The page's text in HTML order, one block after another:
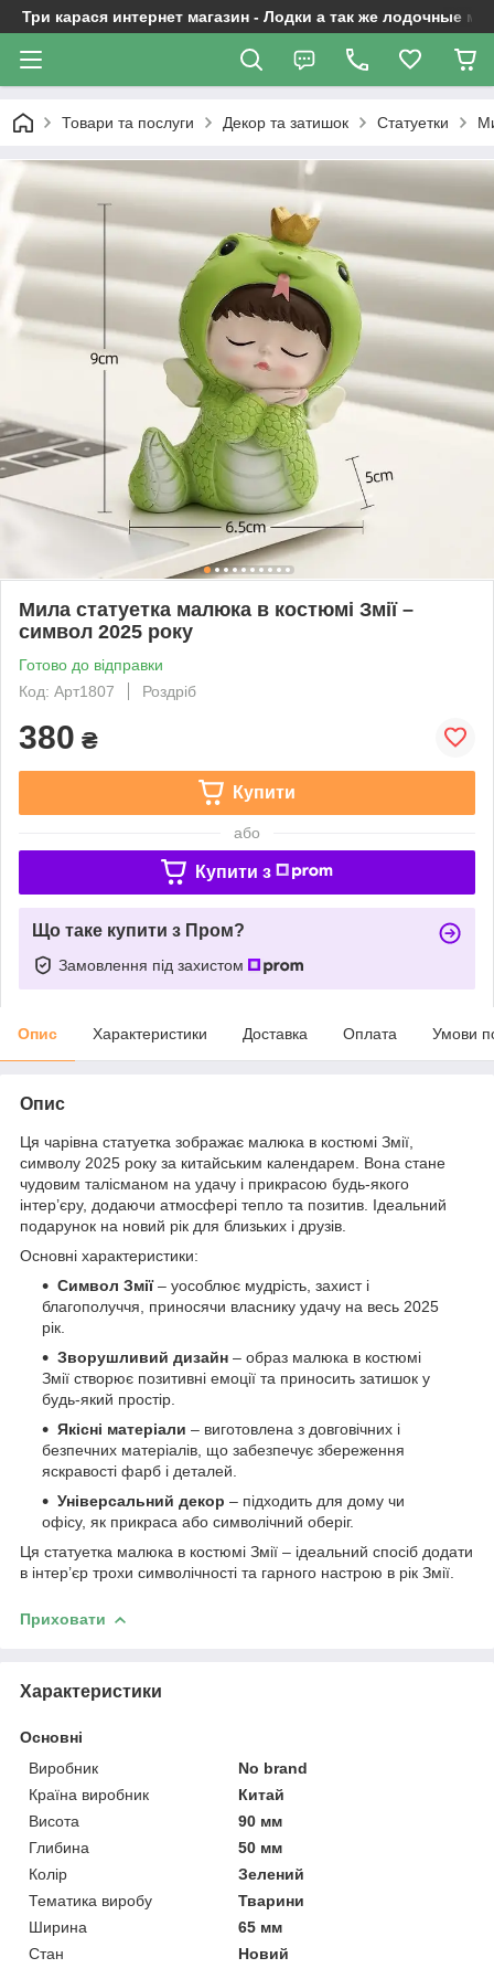
Три карася интернет магазин - Лодки а так же лодочные
Товари та послуги Декор та затишок Статуетки
Мила статуетка малюка в костюмі Змії –
символ 2025 року
Готово до відправки
Код: Арт1807
Роздріб
380 ₴
Купити
або
Купити з
Що таке купити з Пром?
Замовлення під захистом
Опис Характеристики Доставка Оплата Умови
Опис
Ця чарівна статуетка зображає малюка в костюмі Змії,
символу 2025 року за китайським календарем. Вона стане
чудовим талісманом на удачу і прикрасою будь-якого
інтер’єру, додаючи атмосфері тепло та позитив. Ідеальний
подарунок на новий рік для близьких і друзів.
Основні характеристики:
Символ Змії– уособлює мудрість, захист і
благополуччя, приносячи власнику удачу на весь 2025
рік.
Зворушливий дизайн – образ малюка в костюмі
Змії створює позитивні емоції та приносить затишок у
будь-який простір.
Якісні матеріали – виготовлена з довговічних і
безпечних матеріалів, що забезпечує збереження
яскравості фарб і деталей.
Універсальний декор – підходить для дому чи
офісу, як прикраса або символічний оберіг.
Ця статуетка малюка в костюмі Змії – ідеальний спосіб додати
в інтер’єр трохи символічності та гарного настрою в рік Змії.
Приховати
Характеристики
Основні
Виробник
No brand
Країна виробник
Китай
Висота
90 мм
Глибина
50 мм
Колір
Зелений
Тематика виробу
Тварини
Ширина
65 мм
Стан
Новий